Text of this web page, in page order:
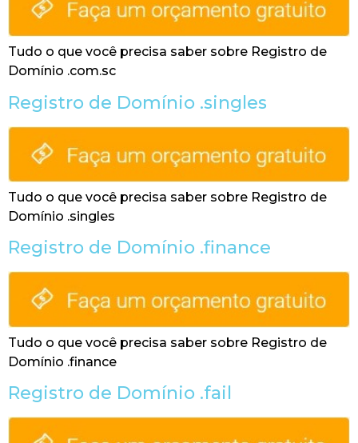
Tudo o que você precisa saber sobre Registro de
Domínio .com.sc
Registro de Domínio .singles
Tudo o que você precisa saber sobre Registro de
Domínio .singles
Registro de Domínio .finance
Tudo o que você precisa saber sobre Registro de
Domínio .finance
Registro de Domínio .fail